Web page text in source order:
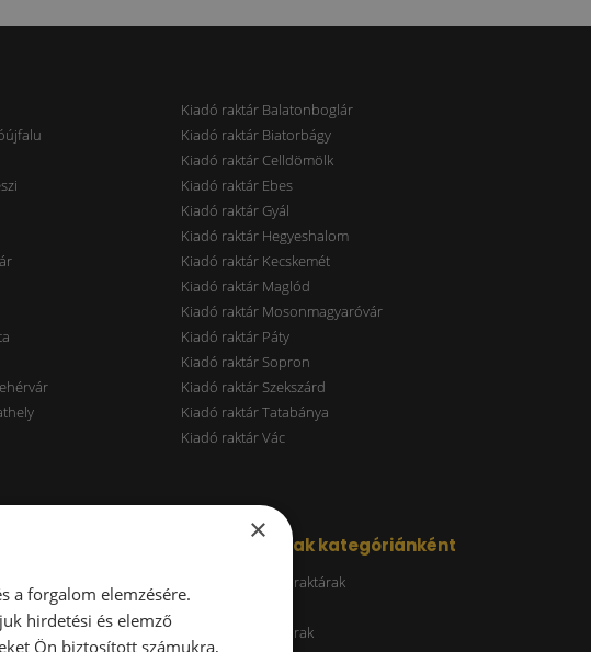
Kiadó raktár Balatonboglár
Kiadó raktár Biatorbágy
Kiadó raktár Celldömölk
Kiadó raktár Ebes
Kiadó raktár Gyál
Kiadó raktár Hegyeshalom
Kiadó raktár Kecskemét
Kiadó raktár Maglód
Kiadó raktár Mosonmagyaróvár
Kiadó raktár Páty
Kiadó raktár Sopron
Kiadó raktár Szekszárd
Kiadó raktár Tatabánya
Kiadó raktár Vác
m2
Kiadó raktárak kategóriánként
Energiatakarékos raktárak
ESG raktár
A kategóriás raktárak
×
a forgalom elemzésére.
hirdetési és elemző
Ön biztosított számukra,